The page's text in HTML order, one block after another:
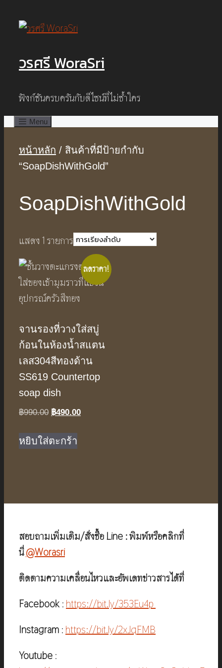
วรศรี WoraSri
ฟังก์ชันครบครันกับดีไซน์ที่ไม่ซ้ำใคร
Menu
หน้าหลัก / สินค้าที่มีป้ายกำกับ
“SoapDishWithGold”
SoapDishWithGold
แสดง 1 รายการ
ลดราคา!
จานรองที่วางใส่สบู่
ก้อนในห้องน้ำสแตน
เลส304สีทองด้าน
SS619 Countertop
soap dish
฿990.00 Original
was:
฿990.00.
฿490.00Current
หยิบใส่ตะกร้า
สอบถามเพิ่มเติม/สั่งซื้อ Line : พิมพ์หรือคลิกที่
นี่@Worasri
ติดตามความเคลื่อนไหวและอัพเดทข่าวสารได้ที่
Facebook : https://bit.ly/353Eu4p
Instagram : https://bit.ly/2xJqFMB
Youtube :